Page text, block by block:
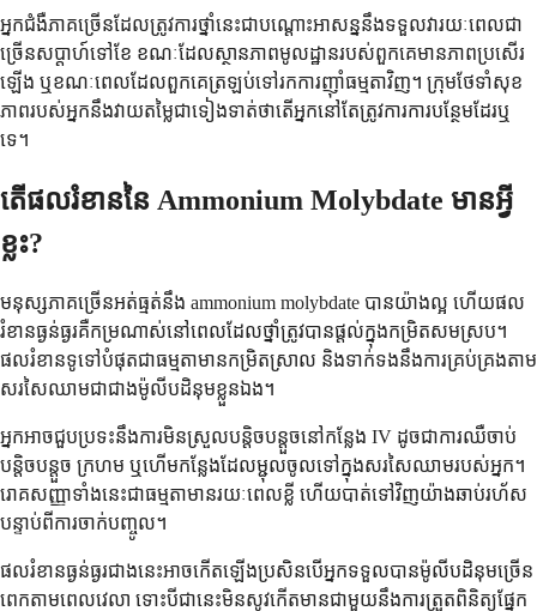
អ្នកជំងឺ​ភាគច្រើន​ដែល​ត្រូវការ​ថ្នាំ​នេះ​ជា​បណ្ដោះអាសន្ន​នឹង​ទទួល​វា​រយៈពេល​ជា
ច្រើន​សប្តាហ៍​ទៅ​ខែ ខណៈ​ដែល​ស្ថានភាព​មូលដ្ឋាន​របស់​ពួកគេ​មាន​ភាព​ប្រសើរ​
ឡើង ឬ​ខណៈពេល​ដែល​ពួកគេ​ត្រឡប់​ទៅ​រក​ការ​ញ៉ាំ​ធម្មតា​វិញ។ ក្រុម​ថែទាំ​សុខ
ភាព​របស់​អ្នក​នឹង​វាយតម្លៃ​ជា​ទៀងទាត់​ថា​តើ​អ្នក​នៅតែ​ត្រូវការ​ការ​បន្ថែម​ដែរ​ឬ​
ទេ។
តើ​ផល​រំខាន​នៃ Ammonium Molybdate មាន​អ្វី
ខ្លះ?
មនុស្ស​ភាគច្រើន​អត់ធ្មត់​នឹង ammonium molybdate បាន​យ៉ាង​ល្អ ហើយ​ផល​
រំខាន​ធ្ងន់ធ្ងរ​គឺ​កម្រ​ណាស់​នៅពេល​ដែល​ថ្នាំ​ត្រូវ​បាន​ផ្តល់​ក្នុង​កម្រិត​សមស្រប។
ផល​រំខាន​ទូទៅ​បំផុត​ជា​ធម្មតា​មាន​កម្រិតស្រាល និង​ទាក់ទង​នឹង​ការ​គ្រប់គ្រង​តាម​
សរសៃឈាម​ជាជាង​ម៉ូលីបដិនុម​ខ្លួនឯង។
អ្នក​អាច​ជួប​ប្រទះ​នឹង​ការ​មិន​ស្រួល​បន្តិចបន្តួច​នៅ​កន្លែង IV ដូចជា​ការ​ឈឺចាប់​
បន្តិចបន្តួច ក្រហម ឬ​ហើម​កន្លែង​ដែល​ម្ជុល​ចូល​ទៅ​ក្នុង​សរសៃ​ឈាម​របស់​អ្នក។
រោគសញ្ញា​ទាំងនេះ​ជាធម្មតា​មាន​រយៈពេល​ខ្លី ហើយ​បាត់​ទៅវិញ​យ៉ាង​ឆាប់រហ័ស​
បន្ទាប់ពី​ការ​ចាក់បញ្ចូល។
ផល​រំខាន​ធ្ងន់ធ្ងរ​ជាង​នេះ​អាច​កើតឡើង​ប្រសិនបើ​អ្នក​ទទួល​បាន​ម៉ូលីបដិនុម​ច្រើន​
ពេក​តាម​ពេលវេលា ទោះបីជា​នេះ​មិន​សូវ​កើតមាន​ជាមួយនឹង​ការ​ត្រួតពិនិត្យ​ផ្នែក​